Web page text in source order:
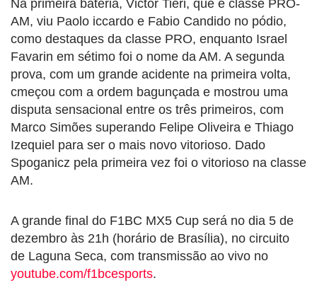
Na primeira bateria, Victor Tieri, que é classe PRO-
AM, viu Paolo iccardo e Fabio Candido no pódio,
como destaques da classe PRO, enquanto Israel
Favarin em sétimo foi o nome da AM. A segunda
prova, com um grande acidente na primeira volta,
cmeçou com a ordem bagunçada e mostrou uma
disputa sensacional entre os três primeiros, com
Marco Simões superando Felipe Oliveira e Thiago
Izequiel para ser o mais novo vitorioso. Dado
Spoganicz pela primeira vez foi o vitorioso na classe
AM.
A grande final do F1BC MX5 Cup será no dia 5 de
dezembro às 21h (horário de Brasília), no circuito
de Laguna Seca, com transmissão ao vivo no
youtube.com/f1bcesports.